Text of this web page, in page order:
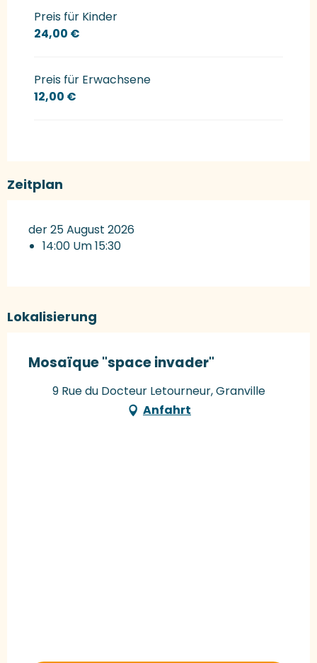
Preise 2027
Preis für Kinder
24,00 €
Preis für Erwachsene
12,00 €
Zeitplan
der 25 August 2026
14:00 Um 15:30
Lokalisierung
Mosaïque "space invader"
9 Rue du Docteur Letourneur, Granville
Anfahrt